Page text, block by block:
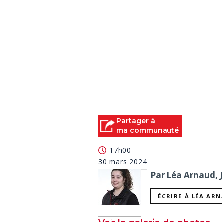
Partager à
ma communauté
17h00
30 mars 2024
Par Léa Arnaud,
ÉCRIRE À LÉA